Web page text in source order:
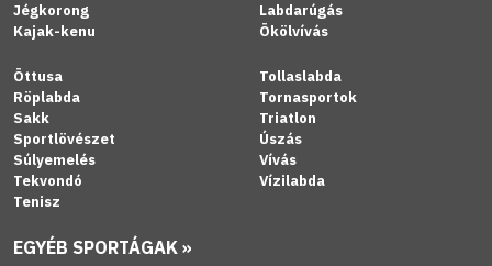
Jégkorong
Kajak-kenu
Labdarúgás
Ökölvívás
Öttusa
Röplabda
Sakk
Sportlövészet
Súlyemelés
Tekvondó
Tenisz
Tollaslabda
Tornasportok
Triatlon
Úszás
Vívás
Vízilabda
EGYÉB SPORTÁGAK »